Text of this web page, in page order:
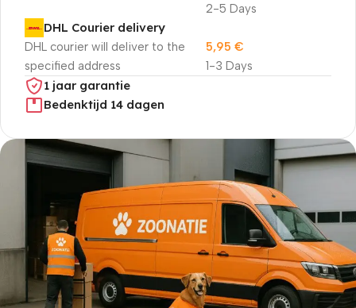
2-5 Days
DHL Courier delivery
DHL courier will deliver to the
specified address
1-3 Days
5,95 €
1 jaar garantie
Bedenktijd 14 dagen